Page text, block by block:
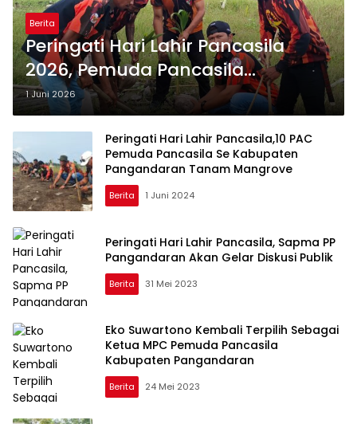
Berita
Peringati Hari Lahir Pancasila
2026, Pemuda Pancasila
Pangandaran Tanam 100 Pohon
di Pesisir Karangtirta
1 Juni 2026
Peringati Hari Lahir Pancasila,10 PAC
Pemuda Pancasila Se Kabupaten
Pangandaran Tanam Mangrove
Berita 1 Juni 2024
Peringati Hari Lahir Pancasila, Sapma PP
Pangandaran Akan Gelar Diskusi Publik
Berita 31 Mei 2023
Eko Suwartono Kembali Terpilih Sebagai
Ketua MPC Pemuda Pancasila
Kabupaten Pangandaran
Berita 24 Mei 2023